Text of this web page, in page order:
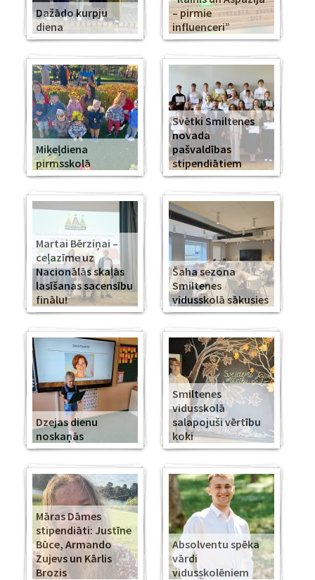
Dažādo kurpju
diena
– pirmie
influenceri”
Miķeļdiena
pirmsskolā
Svētki Smiltenes
novada
pašvaldības
stipendiātiem
Martai Bērziņai –
ceļazīme uz
Nacionālās skaļās
lasīšanas sacensību
finālu!
Šaha sezona
Smiltenes
vidusskolā sākusies
Dzejas dienu
noskaņās
Smiltenes
vidusskolā
salapojuši vērtību
koki
Māras Dāmes
stipendiāti: Justīne
Būce, Armando
Zujevs un Kārlis
Brozis
Absolventu spēka
vārdi
vidusskolēniem